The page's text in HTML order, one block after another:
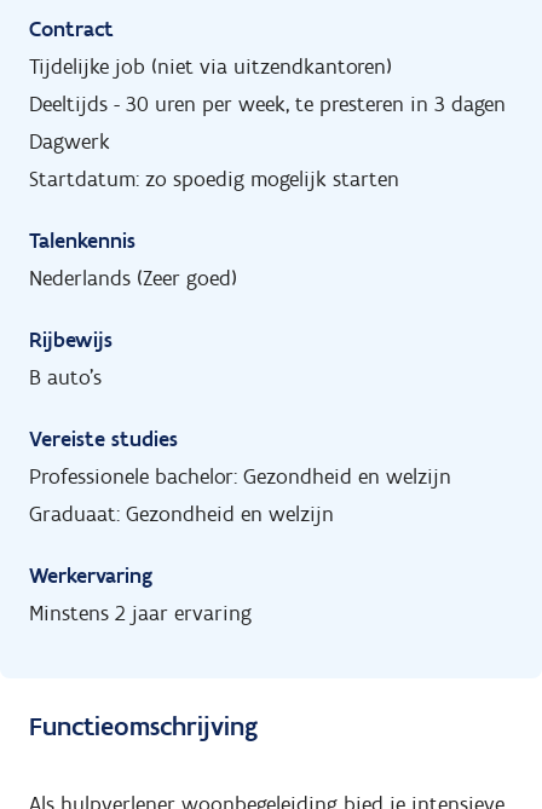
Contract
Tijdelijke job (niet via uitzendkantoren)
Deeltijds - 30 uren per week, te presteren in 3 dagen
Dagwerk
Startdatum: zo spoedig mogelijk starten
Talenkennis
Nederlands (Zeer goed)
Rijbewijs
B auto's
Vereiste studies
Professionele bachelor: Gezondheid en welzijn
Graduaat: Gezondheid en welzijn
Werkervaring
Minstens 2 jaar ervaring
Functieomschrijving